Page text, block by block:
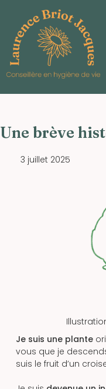
Une brève
3 juillet 2025
Je suis une plante
vous que je
suis le fruit d’un